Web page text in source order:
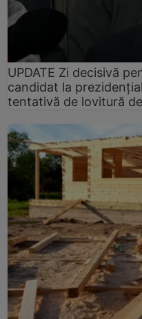
UPDATE Zi decisivă
candidat la
tentativă de lovitură